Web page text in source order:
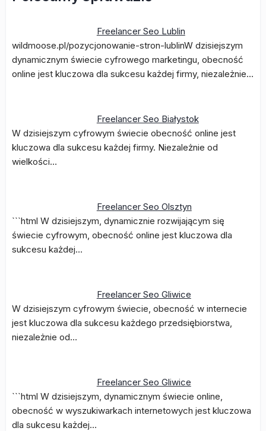
Freelancer Seo Lublin
wildmoose.pl/pozycjonowanie-stron-lublinW dzisiejszym
dynamicznym świecie cyfrowego marketingu, obecność
online jest kluczowa dla sukcesu każdej firmy, niezależnie…
Freelancer Seo Białystok
W dzisiejszym cyfrowym świecie obecność online jest
kluczowa dla sukcesu każdej firmy. Niezależnie od
wielkości…
Freelancer Seo Olsztyn
```html W dzisiejszym, dynamicznie rozwijającym się
świecie cyfrowym, obecność online jest kluczowa dla
sukcesu każdej…
Freelancer Seo Gliwice
W dzisiejszym cyfrowym świecie, obecność w internecie
jest kluczowa dla sukcesu każdego przedsiębiorstwa,
niezależnie od…
Freelancer Seo Gliwice
```html W dzisiejszym, dynamicznym świecie online,
obecność w wyszukiwarkach internetowych jest kluczowa
dla sukcesu każdej…